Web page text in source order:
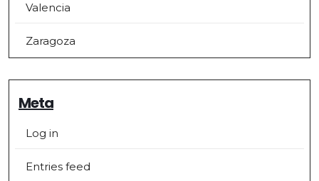
Valencia
Zaragoza
Meta
Log in
Entries feed